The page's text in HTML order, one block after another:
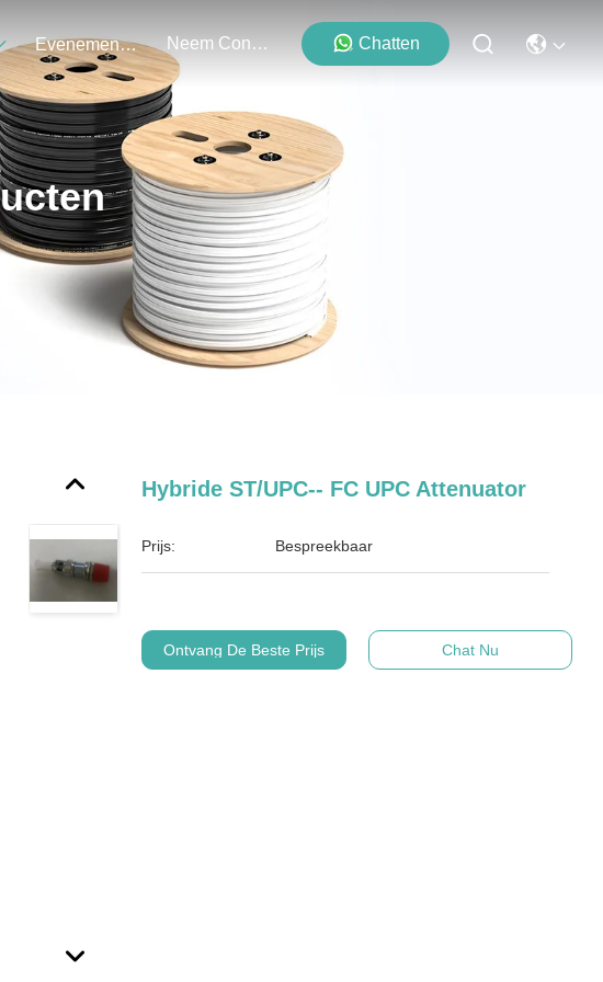
Evenementen Neem Contact Met Ons Op Chatten
Hybride ST/UPC-- FC UPC Attenuator
Prijs: Bespreekbaar
Ontvang De Beste Prijs Chat Nu